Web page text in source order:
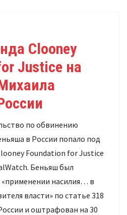
Clooney
Justice на
по обвинению
в России попало под
Foundation for Justice
Беньяш был
насилия… в
власти» по статье 318
и оштрафован на 30